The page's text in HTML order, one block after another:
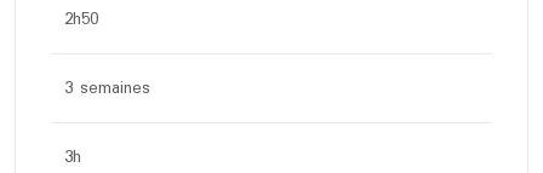
2h50
3 semaines
3h